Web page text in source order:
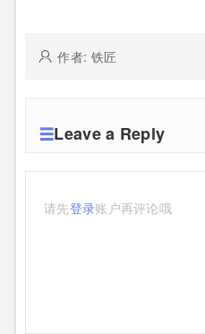
作者: 铁匠
Leave a Reply
请先登录账户再评论哦